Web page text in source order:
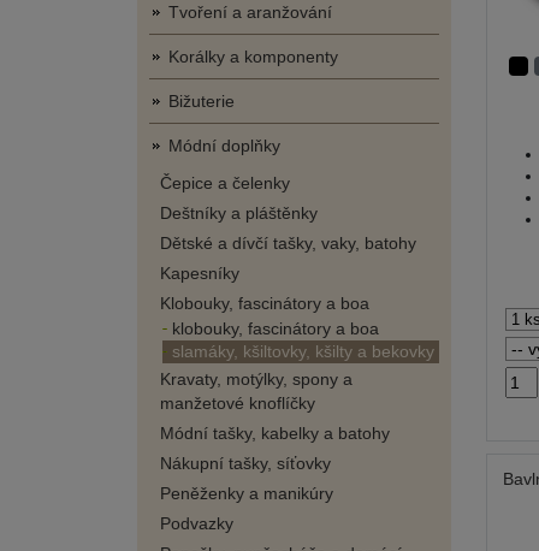
Tvoření a aranžování
Korálky a komponenty
Bižuterie
Módní doplňky
Čepice a čelenky
Deštníky a pláštěnky
Dětské a dívčí tašky, vaky, batohy
Kapesníky
Klobouky, fascinátory a boa
klobouky, fascinátory a boa
slamáky, kšiltovky, kšilty a bekovky
Kravaty, motýlky, spony a
manžetové knoflíčky
Módní tašky, kabelky a batohy
Nákupní tašky, síťovky
Peněženky a manikúry
Podvazky